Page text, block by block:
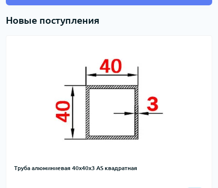
Новые поступления
Труба алюминиевая 40х40х3 AS квадратная